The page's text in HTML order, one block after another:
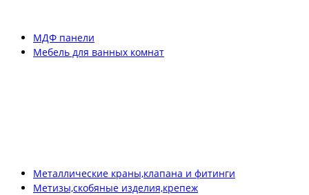
МДФ панели
Мебель для ванных комнат
Металлические краны,клапана и фитинги
Метизы,скобяные изделия,крепеж